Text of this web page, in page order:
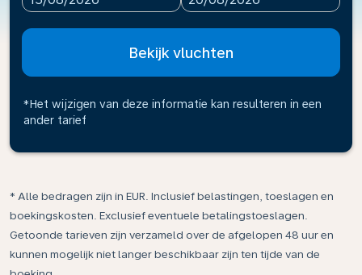
Bekijk vluchten
*Het wijzigen van deze informatie kan resulteren in een
ander tarief
* Alle bedragen zijn in EUR. Inclusief belastingen, toeslagen en
boekingskosten. Exclusief eventuele betalingstoeslagen.
Getoonde tarieven zijn verzameld over de afgelopen 48 uur en
kunnen mogelijk niet langer beschikbaar zijn ten tijde van de